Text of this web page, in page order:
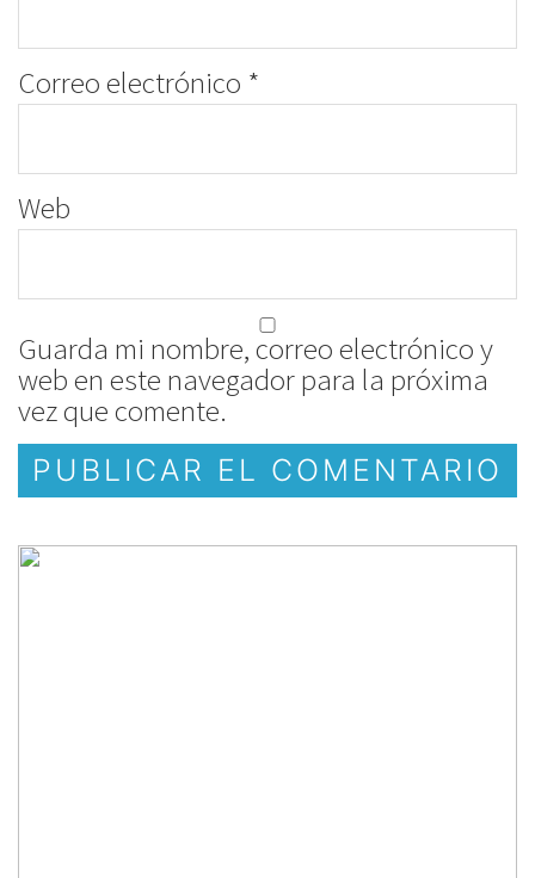
Correo electrónico *
Web
Guarda mi nombre, correo electrónico y
web en este navegador para la próxima
vez que comente.